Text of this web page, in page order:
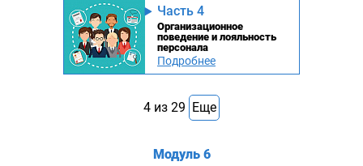
Часть 4
Организационное
поведение и лояльность
персонала
Подробнее
4 из 29 Еще
Модуль 6